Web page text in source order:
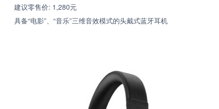
建议零售价: 1,280元
具备“电影”、“音乐”三维音效模式的头戴式蓝牙耳机